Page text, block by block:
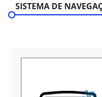
SISTEMA DE